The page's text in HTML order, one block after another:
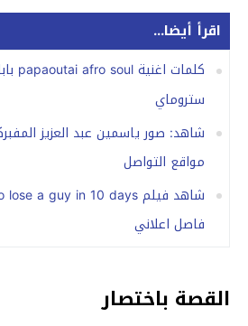
اقرأ أيضا...
ستروماي
شاهد: صور ياسمين عبد العزيز
مواقع التواصل
فاصل اعلاني
القصة باختصار